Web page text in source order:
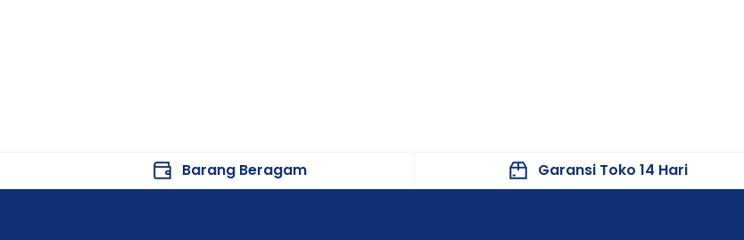
Masa Pakai SensorBarang Beragam Garansi Toko 14 Hari